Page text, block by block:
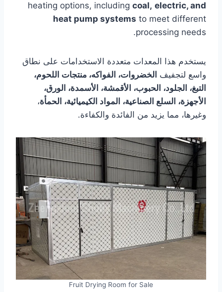
heating options, including coal, electric, and
heat pump systems to meet different
processing needs.
يستخدم هذا المعدات متعددة الاستخدامات على نطاق
واسع لتجفيف الخضروات، الفواكه، منتجات اللحوم،
التبغ، الجلود، الحبوب، الأقمشة، الأسمدة، الورق،
الأجهزة، السلع الصناعية، المواد الكيميائية، الحمأة،
وغيرها، مما يزيد من الفائدة والكفاءة.
Fruit Drying Room for Sale